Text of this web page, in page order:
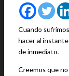
Cuando
hacer al
de inmediato.
Creemos que